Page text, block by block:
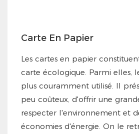
Carte En Papier
Les cartes en papier
carte écologique. Parmi elles,
plus couramment utilisé. Il
peu coûteux, d'offrir une
respecter l'environnement et
économies d'énergie. On le